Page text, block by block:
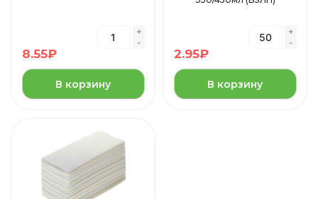
8.55₽
В корзину
2.95₽
В корзину